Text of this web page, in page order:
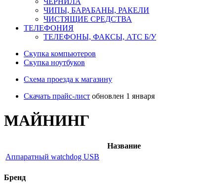
ЧИПЫ, БАРАБАНЫ, РАКЕЛИ
ЧИСТЯЩИЕ СРЕДСТВА
ТЕЛЕФОНИЯ
ТЕЛЕФОНЫ, ФАКСЫ, АТС Б/У
Скупка компьютеров
Cкупка ноутбуков
Схема проезда к магазину
Скачать прайс-лист обновлен 1 января
МАЙНИНГ
Название
Аппаратный watchdog USB
Бренд